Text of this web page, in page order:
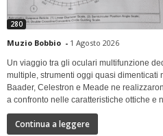
280
Muzio Bobbio - 1 Agosto 2026
Un viaggio tra gli oculari multifunzione
multiple, strumenti oggi quasi dimenticati
Baader, Celestron e Meade ne
a confronto nelle caratteristiche ottiche e
Continua a leggere